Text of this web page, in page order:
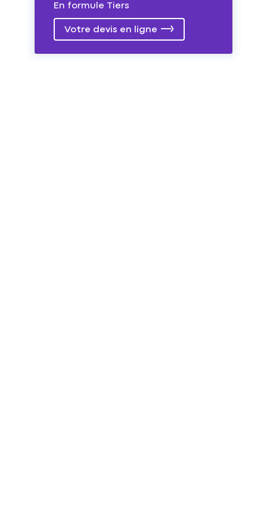
En formule Tiers
Votre devis en ligne